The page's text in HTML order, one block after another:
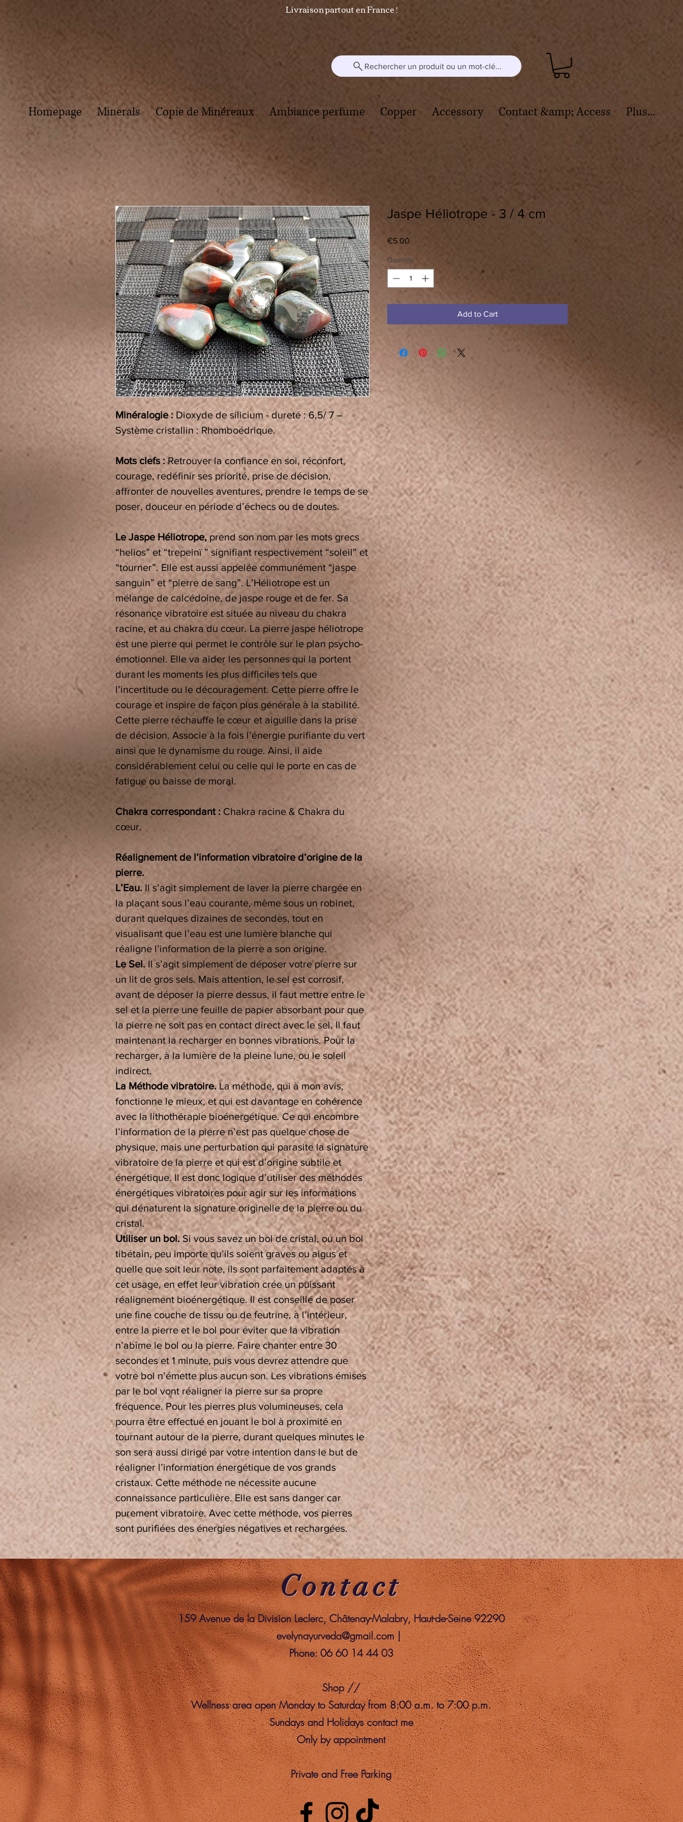
Livraison partout en France !
Rechercher un produit ou un mot-clé...
Homepage Minerals Copie de Minéreaux Ambiance perfume Copper Accessory Contact &amp; Access Plus...
Minéralogie : Dioxyde de silicium - dureté : 6,5/ 7 –
Système cristallin :Rhomboédrique.
Mots clefs :Retrouver la confiance en soi, réconfort,
courage, redéfinir ses priorité, prise de décision,
affronter de nouvelles aventures, prendre le temps de se
poser, douceur en période d’échecs ou de doutes.
Le Jaspe Héliotrope, prend son nom par les mots grecs
“helios” et “trepeinï ” signifiant respectivement “soleil” et
“tourner”. Elle est aussi appelée communément “jaspe
sanguin” et “pierre de sang”. L’Héliotrope est un
mélange de calcédoine, de jaspe rouge et de fer. Sa
résonance vibratoire est située au niveau du chakra
racine, et au chakra du cœur. La pierre jaspe héliotrope
est une pierre qui permet le contrôle sur le plan psycho-
émotionnel. Elle va aider les personnes qui la portent
durant les moments les plus difficiles tels que
l’incertitude ou le découragement. Cette pierre offre le
courage et inspire de façon plus générale à la stabilité.
Cette pierre réchauffe le cœur et aiguille dans la prise
de décision. Associe à la fois l’énergie purifiante du vert
ainsi que le dynamisme du rouge. Ainsi, il aide
considérablement celui ou celle qui le porte en cas de
fatigue ou baisse de moral.
Chakra correspondant : Chakra racine & Chakra du
cœur.
Réalignement de l’information vibratoire d’origine de la
pierre.
L’Eau. Il s’agit simplement de laver la pierre chargée en
la plaçant sous l’eau courante, même sous un robinet,
durant quelques dizaines de secondes, tout en
visualisant que l’eau est une lumière blanche qui
réaligne l’information de la pierre a son origine.
Le Sel. Il s’agit simplement de déposer votre pierre sur
un lit de gros sels. Mais attention, le sel est corrosif,
avant de déposer la pierre dessus, il faut mettre entre le
sel et la pierre une feuille de papier absorbant pour que
la pierre ne soit pas en contact direct avec le sel. Il faut
maintenant la recharger en bonnes vibrations. Pour la
recharger, à la lumière de la pleine lune, ou le soleil
indirect.
La Méthode vibratoire. La méthode, qui à mon avis,
fonctionne le mieux, et qui est davantage en cohérence
avec la lithothérapie bioénergétique. Ce qui encombre
l’information de la pierre n’est pas quelque chose de
physique, mais une perturbation qui parasite la signature
vibratoire de la pierre et qui est d’origine subtile et
énergétique. Il est donc logique d’utiliser des méthodes
énergétiques vibratoires pour agir sur les informations
qui dénaturent la signature originelle de la pierre ou du
cristal.
Utiliser un bol. Si vous savez un bol de cristal, ou un bol
tibétain, peu importe qu’ils soient graves ou aigus et
quelle que soit leur note, ils sont parfaitement adaptés à
cet usage, en effet leur vibration crée un puissant
réalignement bioénergétique. Il est conseillé de poser
une fine couche de tissu ou de feutrine, à l’intérieur,
entre la pierre et le bol pour éviter que la vibration
n’abîme le bol ou la pierre. Faire chanter entre 30
secondes et 1 minute, puis vous devrez attendre que
votre bol n’émette plus aucun son. Les vibrations émises
par le bol vont réaligner la pierre sur sa propre
fréquence. Pour les pierres plus volumineuses, cela
pourra être effectué en jouant le bol à proximité en
tournant autour de la pierre, durant quelques minutes le
son sera aussi dirigé par votre intention dans le but de
réaligner l’information énergétique de vos grands
cristaux. Cette méthode ne nécessite aucune
connaissance particulière. Elle est sans danger car
purement vibratoire. Avec cette méthode, vos pierres
sont purifiées des énergies négatives et rechargées.
Jaspe Héliotrope - 3 / 4 cm
€5.00
Quantity *
Add to Cart
Contact
159 Avenue de la Division Leclerc, Châtenay-Malabry, Haut-de-Seine 92290
evelynayurveda@gmail.com|
Phone: 06 60 14 44 03
Shop //
Wellness area open Monday to Saturday from 8:00 a.m. to 7:00 p.m.
Sundays and Holidays contact me
Only by appointment
Private and Free Parking